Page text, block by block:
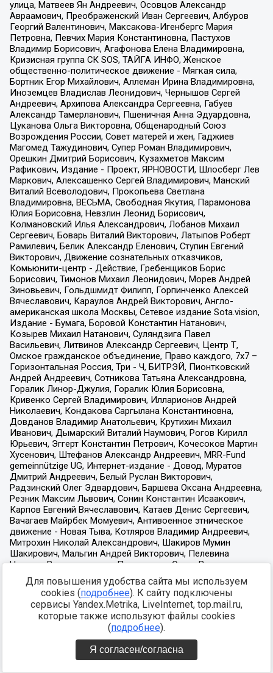
Для повышения удобства сайта мы используем
cookies (подробнее). К сайту подключены
сервисы Yandex.Metrika, LiveInternet, top.mail.ru,
которые также используют файлы cookies
(подробнее).
Я согласен/согласна